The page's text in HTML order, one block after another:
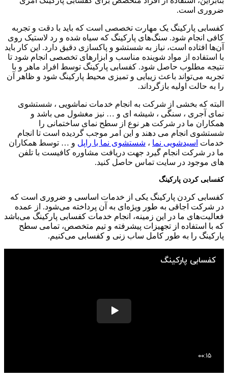
ضروری است.
کفسابی پارکینگ یک مهارت تخصصی است که باید با دقت و تجربه
کافی انجام شود. سنگ‌های پارکینگ که سیاه شده و رد لاستیک روی
آن‌ها افتاده است، نیاز به شستشو و پاکسازی دقیق دارد. این کار باید
با استفاده از مواد شوینده مناسب و ابزارهای تخصصی انجام شود تا
نتیجه مطلوب حاصل شود. کفسابی پارکینگ توسط افراد ماهر و با
تجربه می‌تواند باعث زیبایی و تمیزی محیط پارکینگ شود و ظاهر آن
را به حالت اولیه بازگرداند.
البته که بخشی از شرکت به انجام خدمات نماشویی ، شستشوی
نمای آجری ، سنگی ، شیشه ای و … نیز مغشول می باشد و
همکاران ما در شرکت هر نوع از سطح نمای ساختمانی را
شستشوی انجام می دهند و این امر موجب گردیده است تا انجام
خدمات اسیدشویی نما ، شستشوی نما با راپل و … توسط همکاران
ما در شرکت انجام گیرد جهت دریافت مشاوره کافیست با تلفن
های موجود در سایت تماس حاصل کنید.
کفسابی کردن پارکینگ
کفسابی کردن پارکینگ یکی از خدمات اساسی و ضروری است که
در شرکت اجاقی به طور ویژه‌ای به آن پرداخته می‌شود. از عمده
فعالیت‌های ما در این زمینه، انجام خدمات کفسابی پارکینگ می‌باشد
که با استفاده از تجهیزات پیشرفته و تیم متخصص، تمامی سطح
پارکینگ را به طور کامل ساب زنی و کفسابی می‌کنیم.